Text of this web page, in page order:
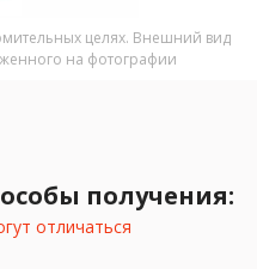
целях. Внешний вид
на фотографии
получения:
отличаться